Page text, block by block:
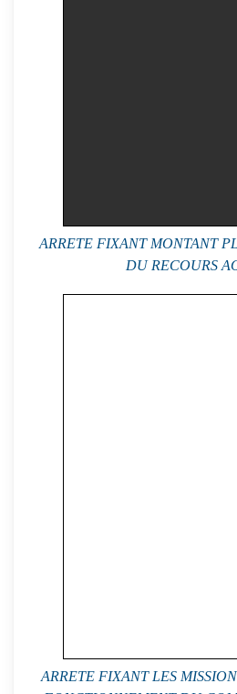
ARRETE FIXANT MONTANT
DU RECOURS
ARRETE FIXANT LES